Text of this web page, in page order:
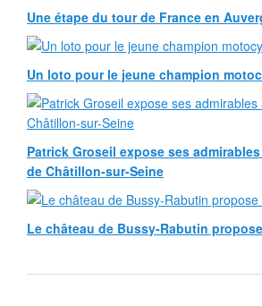
Une étape du tour de France en
Un loto pour le jeune champion
Patrick Groseil expose ses
de Châtillon-sur-Seine
Le château de Bussy-Rabutin